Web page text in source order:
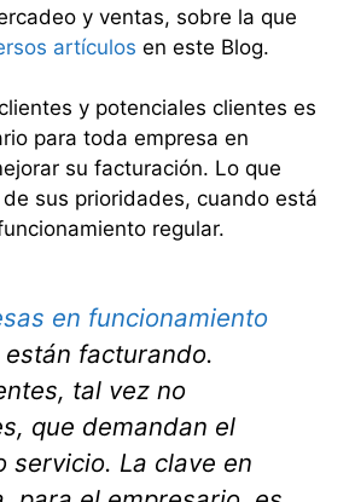
y ventas, sobre la que
artículos en este Blog.
y potenciales clientes es
para toda empresa en
su facturación. Lo que
sus prioridades, cuando está
regular.
en funcionamiento
están facturando.
tal vez no
que demandan el
servicio. La clave en